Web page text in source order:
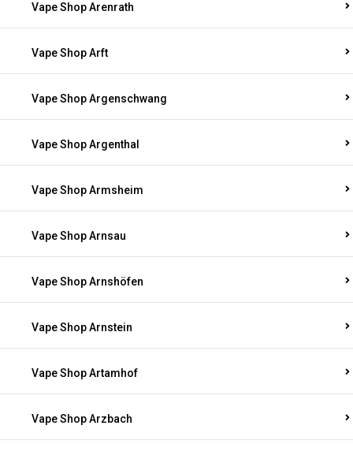
Vape Shop Arenrath
Vape Shop Arft
Vape Shop Argenschwang
Vape Shop Argenthal
Vape Shop Armsheim
Vape Shop Arnsau
Vape Shop Arnshöfen
Vape Shop Arnstein
Vape Shop Artamhof
Vape Shop Arzbach